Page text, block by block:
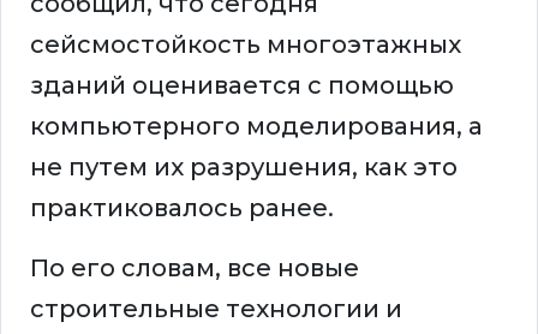
сейсмостойкость многоэтажных
зданий оценивается с помощью
компьютерного моделирования, а
не путем их разрушения, как это
практиковалось ранее.
По его словам, все новые
строительные технологии и